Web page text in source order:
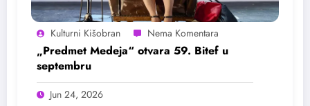
Kulturni Kišobran
„Predmet Medeja“ otvara 59. Bitef u
septembru
Jun 24, 2026